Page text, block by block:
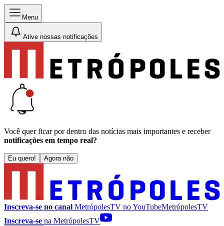
Menu
Ative nossas notificações
Você quer ficar por dentro das notícias mais importantes e receber
notificações em tempo real?
Eu quero! Agora não
Inscreva-se no canal MetrópolesTV noYouTubeMetrópolesTV
Inscreva-se na MetrópolesTV